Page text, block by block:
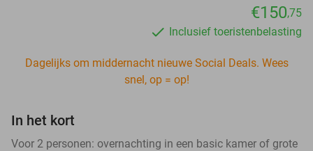
€150,75
Inclusief toeristenbelasting
Dagelijks om middernacht nieuwe Social Deals. Wees
snel, op = op!
In het kort
Voor 2 personen: overnachting in een basic kamer of grote